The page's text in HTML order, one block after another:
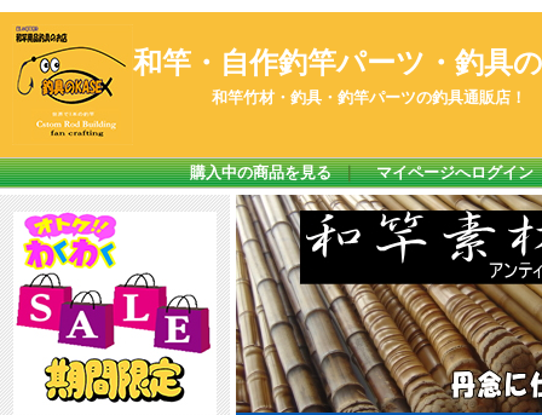
和竿・自作釣竿パーツ・釣具の
和竿竹材・釣具・釣竿パーツの釣具通販店！
購入中の商品を見る｜ マイページへログイン